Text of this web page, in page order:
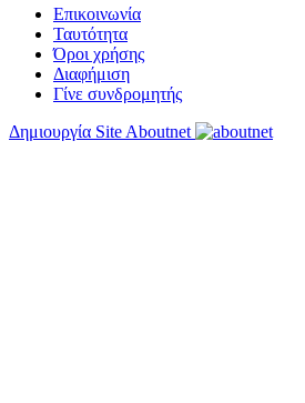
Επικοινωνία
Ταυτότητα
Όροι χρήσης
Διαφήμιση
Γίνε συνδρομητής
Δημιουργία Site Aboutnet